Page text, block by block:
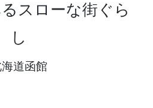
スローな街ぐら
し
道函館